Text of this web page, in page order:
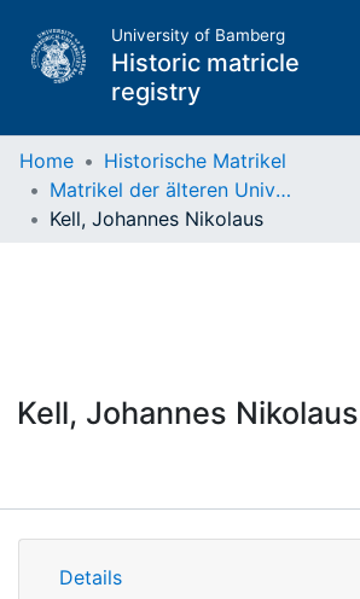
University of Bamberg
Historic matricle
registry
Matrikel
Home
Historische Matrikel
Matrikel der älteren Universität
Kell, Johannes Nikolaus
Kell, Johannes Nikolaus
Details
Details